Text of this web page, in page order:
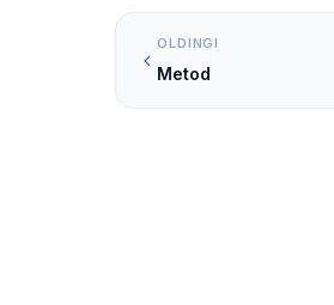
OLDINGI
Metod